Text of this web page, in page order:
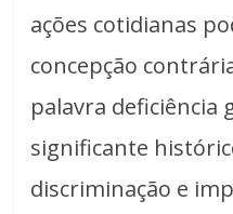
ações cotidianas
concepção
palavra deficiência
significante
discriminação e